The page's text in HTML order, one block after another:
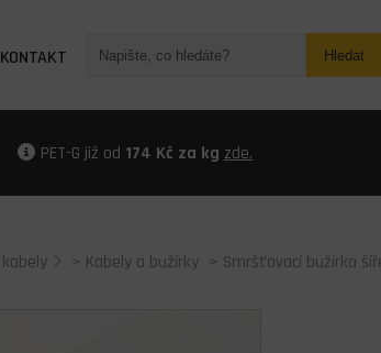
KONTAKT Hledat
PET-G již od 174 Kč za kg zde.
> Kabely a bužírky > Smršťovací bužírka